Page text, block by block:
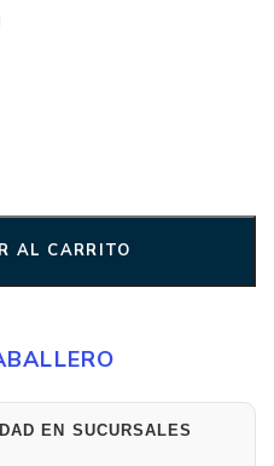
AL CARRITO
EN SUCURSALES